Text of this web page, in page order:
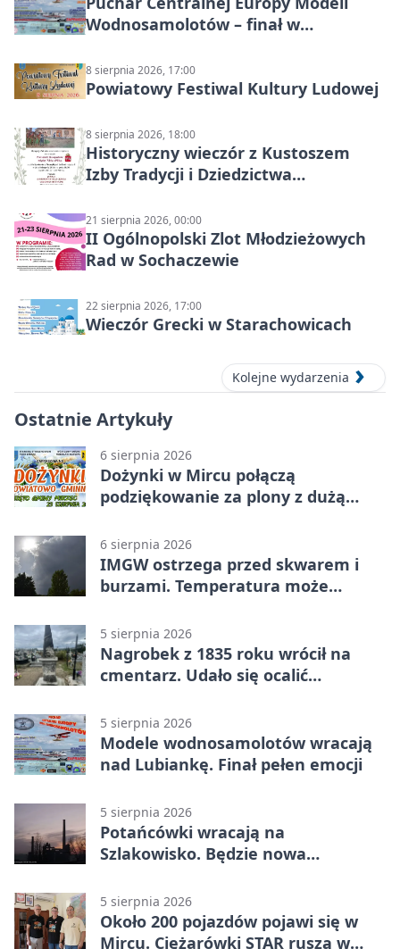
Wodnosamolotów – finał w
8 sierpnia 2026, 17:00
Powiatowy Festiwal Kultury Ludowej
8 sierpnia 2026, 18:00
Historyczny wieczór z Kustoszem
Izby Tradycji i Dziedzictwa
Gęburą
21 sierpnia 2026, 00:00
II Ogólnopolski Zlot Młodzieżowych
Rad w Sochaczewie
22 sierpnia 2026, 17:00
Wieczór Grecki w Starachowicach
Kolejne wydarzenia
Ostatnie Artykuły
6 sierpnia 2026
Dożynki w Mircu połączą
podziękowanie za plony z dużą
6 sierpnia 2026
IMGW ostrzega przed skwarem i
burzami. Temperatura może
5 sierpnia 2026
Nagrobek z 1835 roku wrócił na
cmentarz. Udało się ocalić
5 sierpnia 2026
Modele wodnosamolotów wracają
nad Lubiankę. Finał pełen emocji
5 sierpnia 2026
Potańcówki wracają na
Szlakowisko. Będzie nowa
5 sierpnia 2026
Około 200 pojazdów pojawi się w
Mircu. Ciężarówki STAR ruszą w